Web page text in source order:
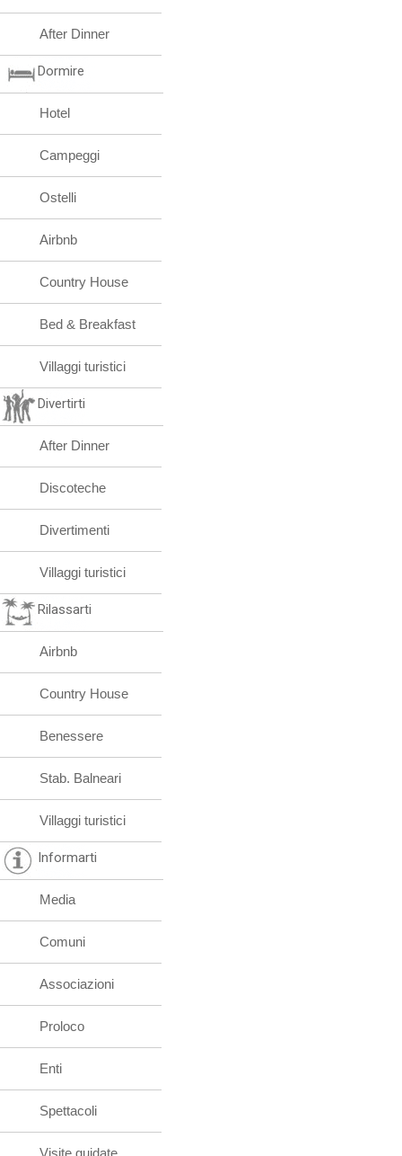
After Dinner
Dormire
Hotel
Campeggi
Ostelli
Airbnb
Country House
Bed & Breakfast
Villaggi turistici
Divertirti
After Dinner
Discoteche
Divertimenti
Villaggi turistici
Rilassarti
Airbnb
Country House
Benessere
Stab. Balneari
Villaggi turistici
Informarti
Media
Comuni
Associazioni
Proloco
Enti
Spettacoli
Visite guidate